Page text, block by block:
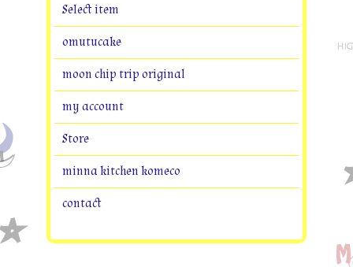
Select item
omutucake
moon chip trip original
my account
Store
minna kitchen komeco
contact